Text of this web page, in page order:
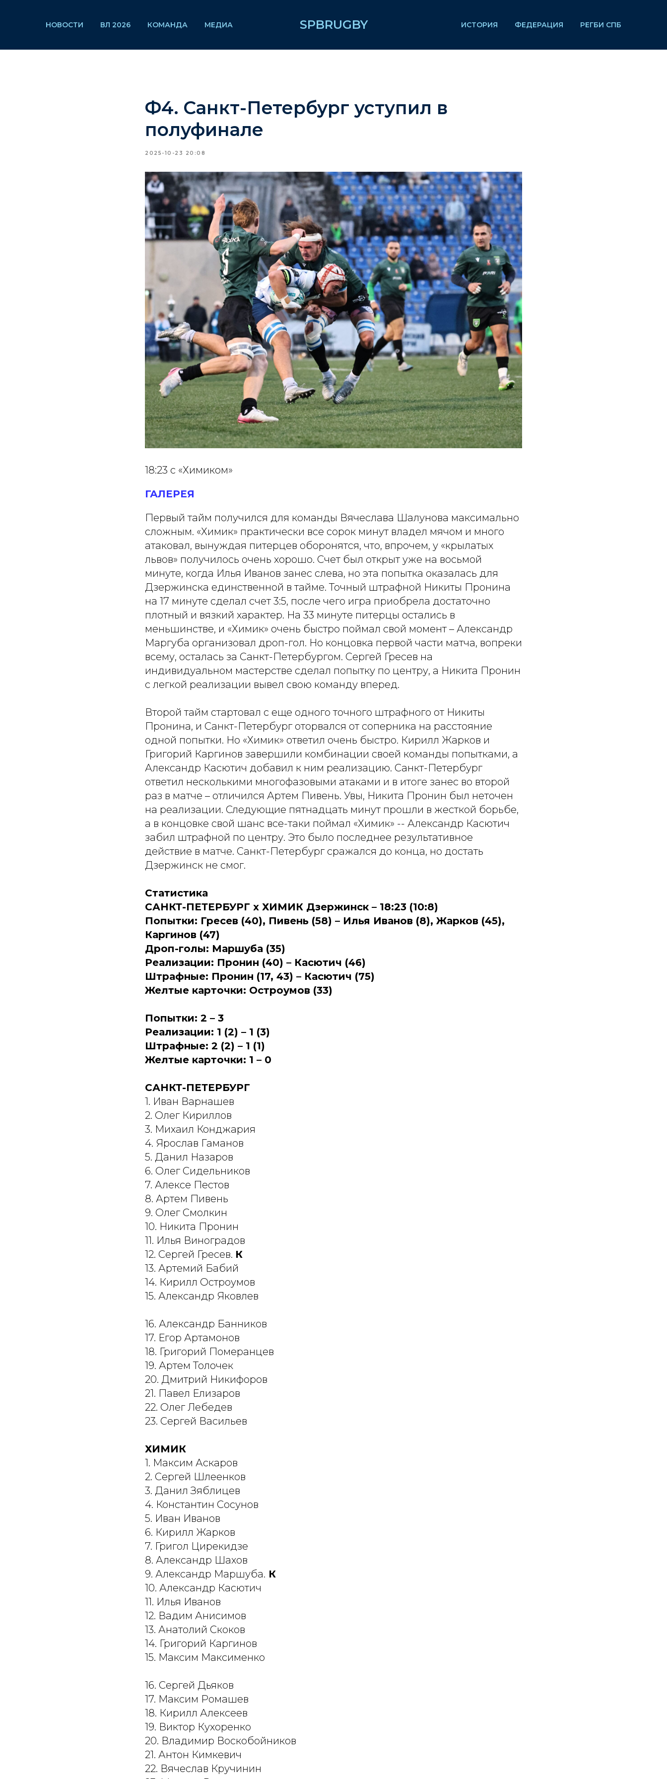
SPBRUGBY
НОВОСТИ ВЛ 2026 КОМАНДА МЕДИА ИСТОРИЯ ФЕДЕРАЦИЯ РЕГБИ СПБ
Ф4. Санкт-Петербург уступил в
полуфинале
2025-10-23 20:08
18:23 с «Химиком»
ГАЛЕРЕЯ
Первый тайм получился для команды Вячеслава Шалунова максимально
сложным. «Химик» практически все сорок минут владел мячом и много
атаковал, вынуждая питерцев оборонятся, что, впрочем, у «крылатых
львов» получилось очень хорошо. Счет был открыт уже на восьмой
минуте, когда Илья Иванов занес слева, но эта попытка оказалась для
Дзержинска единственной в тайме. Точный штрафной Никиты Пронина
на 17 минуте сделал счет 3:5, после чего игра приобрела достаточно
плотный и вязкий характер. На 33 минуте питерцы остались в
меньшинстве, и «Химик» очень быстро поймал свой момент – Александр
Маргуба организовал дроп-гол. Но концовка первой части матча, вопреки
всему, осталась за Санкт-Петербургом. Сергей Гресев на
индивидуальном мастерстве сделал попытку по центру, а Никита Пронин
с легкой реализации вывел свою команду вперед.
Второй тайм стартовал с еще одного точного штрафного от Никиты
Пронина, и Санкт-Петербург оторвался от соперника на расстояние
одной попытки. Но «Химик» ответил очень быстро. Кирилл Жарков и
Григорий Каргинов завершили комбинации своей команды попытками, а
Александр Касютич добавил к ним реализацию. Санкт-Петербург
ответил несколькими многофазовыми атаками и в итоге занес во второй
раз в матче – отличился Артем Пивень. Увы, Никита Пронин был неточен
на реализации. Следующие пятнадцать минут прошли в жесткой борьбе,
а в концовке свой шанс все-таки поймал «Химик» -- Александр Касютич
забил штрафной по центру. Это было последнее результативное
действие в матче. Санкт-Петербург сражался до конца, но достать
Дзержинск не смог.
Статистика
САНКТ-ПЕТЕРБУРГ х ХИМИК Дзержинск – 18:23 (10:8)
Попытки: Гресев (40), Пивень (58) – Илья Иванов (8), Жарков (45),
Каргинов (47)
Дроп-голы: Маршуба (35)
Реализации: Пронин (40) – Касютич (46)
Штрафные: Пронин (17, 43) – Касютич (75)
Желтые карточки: Остроумов (33)
Попытки: 2 – 3
Реализации: 1 (2) – 1 (3)
Штрафные: 2 (2) – 1 (1)
Желтые карточки: 1 – 0
САНКТ-ПЕТЕРБУРГ
1. Иван Варнашев
2. Олег Кириллов
3. Михаил Конджария
4. Ярослав Гаманов
5. Данил Назаров
6. Олег Сидельников
7. Алексе Пестов
8. Артем Пивень
9. Олег Смолкин
10. Никита Пронин
11. Илья Виноградов
12. Сергей Гресев. К
13. Артемий Бабий
14. Кирилл Остроумов
15. Александр Яковлев
16. Александр Банников
17. Егор Артамонов
18. Григорий Померанцев
19. Артем Толочек
20. Дмитрий Никифоров
21. Павел Елизаров
22. Олег Лебедев
23. Сергей Васильев
ХИМИК
1. Максим Аскаров
2. Сергей Шлеенков
3. Данил Зяблицев
4. Константин Сосунов
5. Иван Иванов
6. Кирилл Жарков
7. Григол Цирекидзе
8. Александр Шахов
9. Александр Маршуба. К
10. Александр Касютич
11. Илья Иванов
12. Вадим Анисимов
13. Анатолий Скоков
14. Григорий Каргинов
15. Максим Максименко
16. Сергей Дьяков
17. Максим Ромашев
18. Кирилл Алексеев
19. Виктор Кухоренко
20. Владимир Воскобойников
21. Антон Кимкевич
22. Вячеслав Кручинин